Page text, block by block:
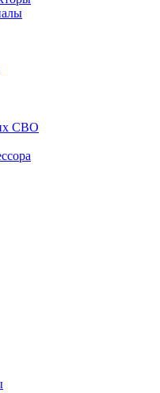
СВО